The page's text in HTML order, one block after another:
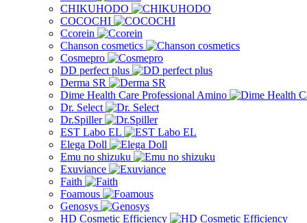
CHIKUHODO
COCOCHI
Ccorein
Chanson cosmetics
Cosmepro
DD perfect plus
Derma SR
Dime Health Care Professional Amino
Dr. Select
Dr.Spiller
EST Labo EL
Elega Doll
Emu no shizuku
Exuviance
Faith
Foamous
Genosys
HD Cosmetic Efficiency